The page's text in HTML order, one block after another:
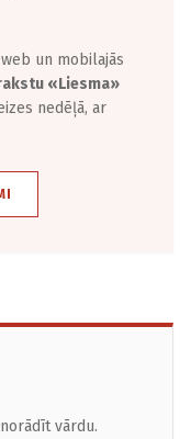
un mobilajās
«Liesma»
nedēļā, ar
vārdu.